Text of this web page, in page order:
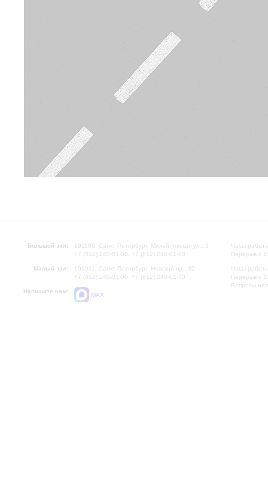
Большой зал:
191186, Санкт-Петербург, Михайловская ул., 2
+7 (812) 240-01-00, +7 (812) 240-01-80
Малый зал:
191011, Санкт-Петербург, Невский пр., 30
+7 (812) 240-01-00, +7 (812) 240-01-70
Напишите нам:
MAX
Часы
Перерыв с
Часы
Перерыв с
Вопросы